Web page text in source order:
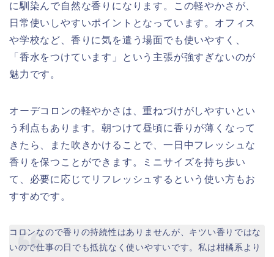
に馴染んで自然な香りになります。この軽やかさが、
日常使いしやすいポイントとなっています。オフィス
や学校など、香りに気を遣う場面でも使いやすく、
「香水をつけています」という主張が強すぎないのが
魅力です。
オーデコロンの軽やかさは、重ねづけがしやすいとい
う利点もあります。朝つけて昼頃に香りが薄くなって
きたら、また吹きかけることで、一日中フレッシュな
香りを保つことができます。ミニサイズを持ち歩い
て、必要に応じてリフレッシュするという使い方もお
すすめです。
コロンなので香りの持続性はありませんが、キツい香りではな
いので仕事の日でも抵抗なく使いやすいです。私は柑橘系より